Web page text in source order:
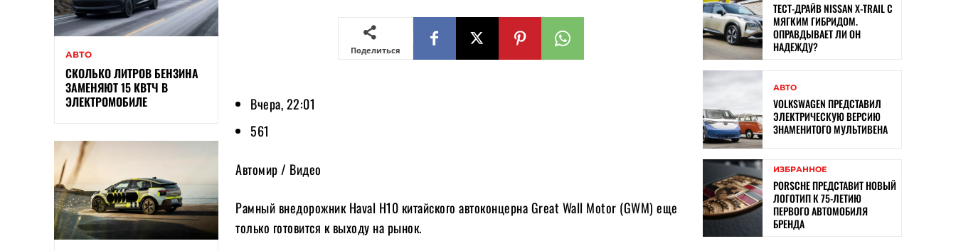
АВТО
СКОЛЬКО ЛИТРОВ БЕНЗИНА
ЗАМЕНЯЮТ 15 КВТЧ В
ЭЛЕКТРОМОБИЛЕ
Поделиться
Вчера, 22:01
561
Автомир / Видео
Рамный внедорожник Haval H10 китайского автоконцерна Great Wall Motor (GWM) еще
только готовится к выходу на рынок.
ТЕСТ-ДРАЙВ NISSAN X-TRAIL С
МЯГКИМ ГИБРИДОМ.
ОПРАВДЫВАЕТ ЛИ ОН
НАДЕЖДУ?
АВТО
VOLKSWAGEN ПРЕДСТАВИЛ
ЭЛЕКТРИЧЕСКУЮ ВЕРСИЮ
ЗНАМЕНИТОГО МУЛЬТИВЕНА
ИЗБРАННОЕ
PORSCHE ПРЕДСТАВИТ НОВЫЙ
ЛОГОТИП К 75-ЛЕТИЮ
ПЕРВОГО АВТОМОБИЛЯ
БРЕНДА